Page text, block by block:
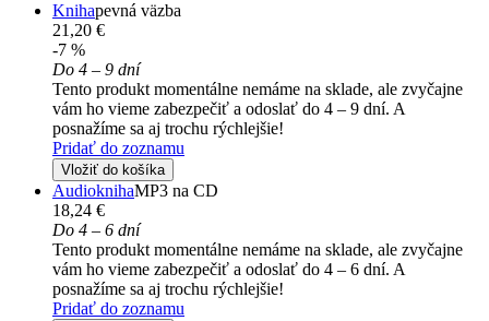
Knihapevná väzba
21,20 €
-7 %
Do 4 – 9 dní
Tento produkt momentálne nemáme na sklade, ale zvyčajne
vám ho vieme zabezpečiť a odoslať do 4 – 9 dní. A
posnažíme sa aj trochu rýchlejšie!
Pridať do zoznamu
Vložiť do košíka
AudioknihaMP3 na CD
18,24 €
Do 4 – 6 dní
Tento produkt momentálne nemáme na sklade, ale zvyčajne
vám ho vieme zabezpečiť a odoslať do 4 – 6 dní. A
posnažíme sa aj trochu rýchlejšie!
Pridať do zoznamu